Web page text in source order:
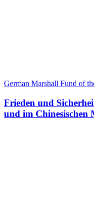
German Marshall Fund of
Frieden und
und im Chinesischen